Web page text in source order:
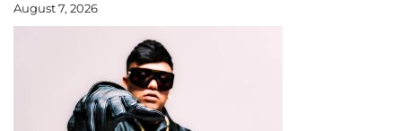
August 7, 2026